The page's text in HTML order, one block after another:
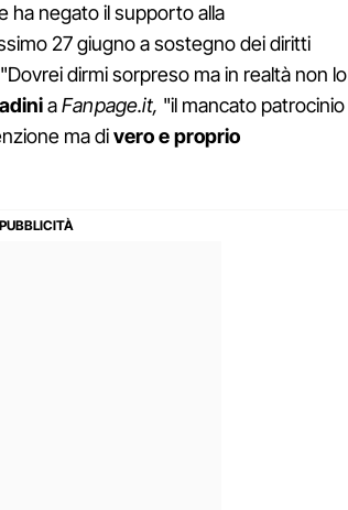
ha negato il supporto alla
27 giugno a sostegno dei diritti
dirmi sorpreso ma in realtà non lo
aFanpage.it, "il mancato patrocinio
ma divero e proprio